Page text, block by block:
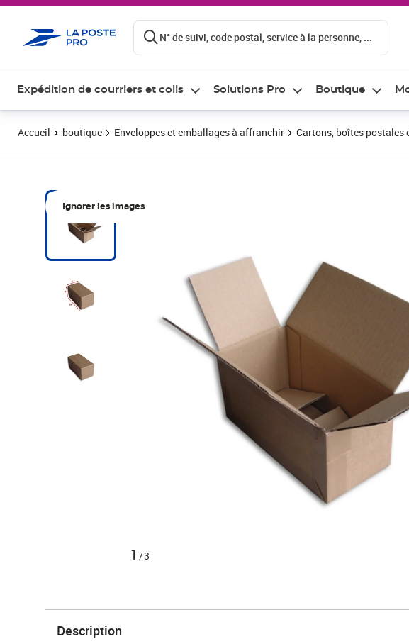
N° de suivi, code postal, service à la personne, ...
Expédition de courriers et colis Solutions Pro Boutique
Accueil boutique Enveloppes et emballages à affranchir Cartons, boîtes postales
Ignorer les images
1 /3
Description